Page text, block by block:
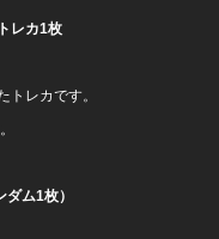
レカ1枚
レカです。
ム1枚）